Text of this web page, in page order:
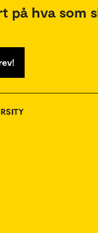
på hva som